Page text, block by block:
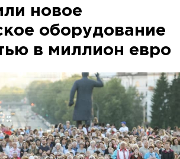
новое
оборудование
в миллион евро